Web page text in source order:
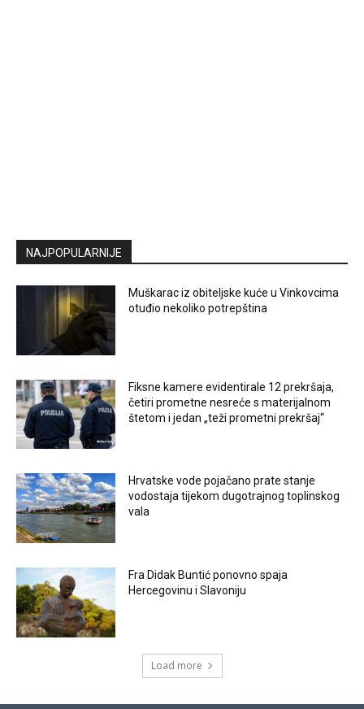
NAJPOPULARNIJE
Muškarac iz obiteljske kuće u Vinkovcima
otuđio nekoliko potrepština
Fiksne kamere evidentirale 12 prekršaja,
četiri prometne nesreće s materijalnom
štetom i jedan „teži prometni prekršaj“
Hrvatske vode pojačano prate stanje
vodostaja tijekom dugotrajnog toplinskog
vala
Fra Didak Buntić ponovno spaja
Hercegovinu i Slavoniju
Load more